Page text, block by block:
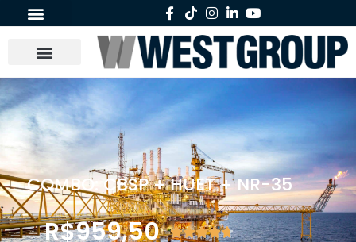
COMBO: CBSP + HUET + NR-35
R$959,50